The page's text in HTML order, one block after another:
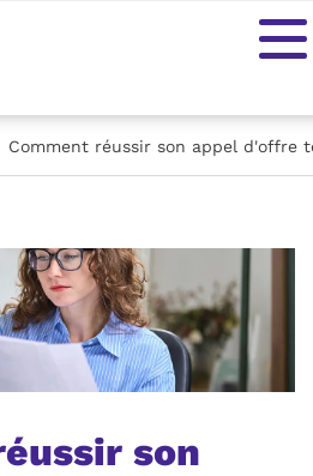
Comment réussir son appel d'offre
son